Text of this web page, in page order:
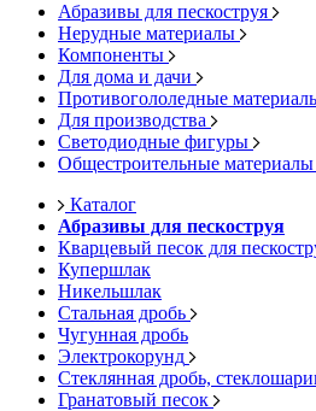
Абразивы для пескоструя
Нерудные материалы
Компоненты
Для дома и дачи
Противогололедные
Для производства
Светодиодные фигуры
Общестроительные материалы
Каталог
Абразивы для пескоструя
Кварцевый песок для
Купершлак
Никельшлак
Стальная дробь
Чугунная дробь
Электрокорунд
Стеклянная дробь,
Гранатовый песок